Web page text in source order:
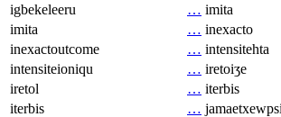
igbekeleeru
… imita
imita
… inexacto
inexactoutcome
… intensitehta
intensiteioniqu
… iretoiʒe
iretol
… iterbis
iterbis
…